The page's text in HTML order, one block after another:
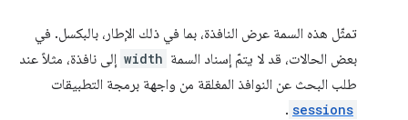
تمثّل هذه السمة عرض النافذة، بما في ذلك الإطار، بالبكسل. في
بعض الحالات، قد لا يتمّ إسناد السمة width إلى نافذة، مثلاً عند
طلب البحث عن النوافذ المغلقة من واجهة برمجة التطبيقات
sessions
.